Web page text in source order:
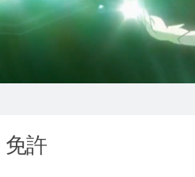
免許